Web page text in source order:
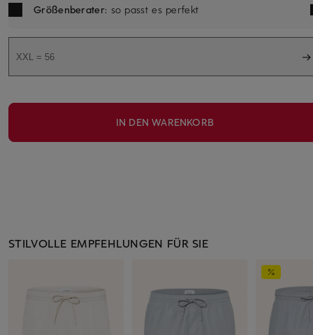
Größenberater: so passt es perfekt
XXL = 56
IN DEN WARENKORB
STILVOLLE EMPFEHLUNGEN FÜR SIE